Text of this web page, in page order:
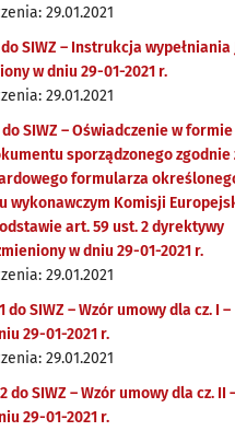
29.01.2021
SIWZ – Instrukcja wypełniania
w dniu 29-01-2021 r.
29.01.2021
SIWZ – Oświadczenie w formie
sporządzonego zgodnie
formularza
wykonawczym Komisji
art. 59 ust. 2 dyrektywy
w dniu 29-01-2021 r.
29.01.2021
do SIWZ – Wzór umowy dla cz. I –
29-01-2021 r.
29.01.2021
do SIWZ – Wzór umowy dla cz. II
29-01-2021 r.